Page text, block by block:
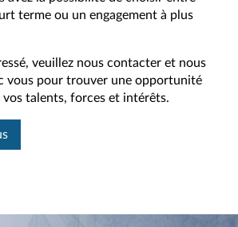
terme ou un engagement à plus
veuillez nous contacter et nous
vous pour trouver une opportunité
talents, forces et intérêts.